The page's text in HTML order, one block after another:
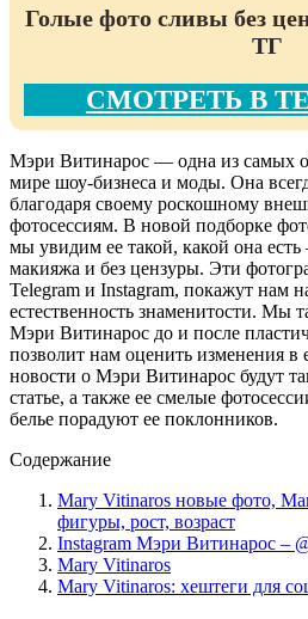
Голые фото сливы без
ТГ
СМОТРЕТЬ В
Мэри Витинарос — одна из самых
мире шоу-бизнеса и моды. Она
благодаря своему роскошному
фотосессиям. В новой подборке
мы увидим ее такой, какой она
макияжа и без цензуры. Эти
Telegram и Instagram, покажут нам
естественность знаменитости. Мы
Мэри Витинарос до и после
позволит нам оценить изменения
новости о Мэри Витинарос будут
статье, а также ее смелые
белье порадуют ее поклонников.
Содержание
Mary Vitinaros новые фото,
фигуры, рост, возраст
Instagram Мэри Витинарос –
Mary Vitinaros
Mary Vitinaros: хештеги для